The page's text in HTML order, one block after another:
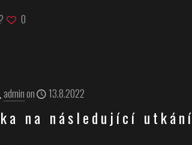
0
adminon 13.8.2022
na následující utkání